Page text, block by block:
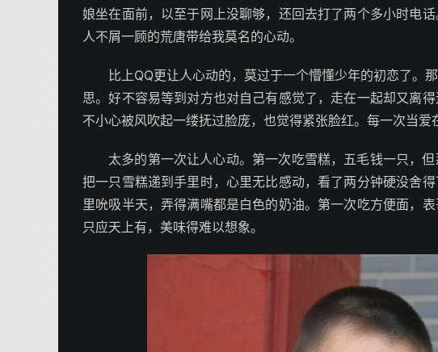
娘坐在面前，以至于网上没聊够，还回去打了两个多小时电
人不屑一顾的荒唐带给我莫名的心动。
比上QQ更让人心动的，莫过于一个懵懂少年的初恋了。
思。好不容易等到对方也对自己有感觉了，走在一起却又离
不小心被风吹起一缕抚过脸庞，也觉得紧张脸红。每一次当爱
太多的第一次让人心动。第一次吃雪糕，五毛钱一只，
把一只雪糕递到手里时，心里无比感动，看了两分钟硬没舍
里吮吸半天，弄得满嘴都是白色的奶油。第一次吃方便面，
只应天上有，美味得难以想象。